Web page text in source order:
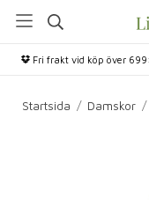
Fri frakt vid köp över
Startsida / Damskor /